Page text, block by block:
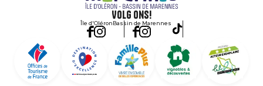
Volg ons!
Île d'OléronBassin de Marennes